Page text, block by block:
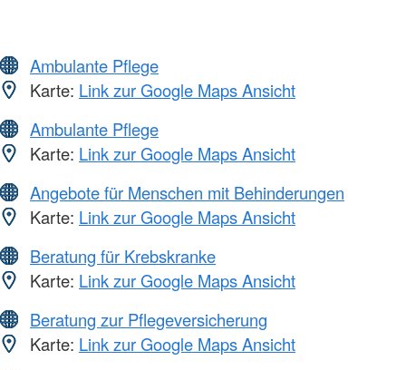
Ambulante Pflege
Karte: Link zur Google Maps Ansicht
Ambulante Pflege
Karte: Link zur Google Maps Ansicht
Angebote für Menschen mit Behinderungen
Karte: Link zur Google Maps Ansicht
Beratung für Krebskranke
Karte: Link zur Google Maps Ansicht
Beratung zur Pflegeversicherung
Karte: Link zur Google Maps Ansicht